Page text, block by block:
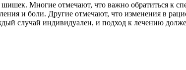
Многие отмечают, что важно обратиться к
и боли. Другие отмечают, что изменения в
случай индивидуален, и подход к лечению